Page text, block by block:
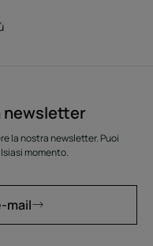
newsletter
la nostra newsletter. Puoi
momento.
mail